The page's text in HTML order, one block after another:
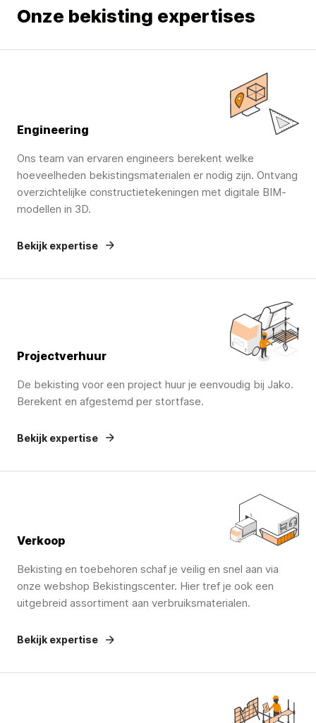
Onze bekisting expertises
Engineering
Ons team van ervaren engineers berekent welke
hoeveelheden bekistingsmaterialen er nodig zijn. Ontvang
overzichtelijke constructietekeningen met digitale BIM-
modellen in 3D.
Bekijk expertise
Projectverhuur
De bekisting voor een project huur je eenvoudig bij Jako.
Berekent en afgestemd per stortfase.
Bekijk expertise
Verkoop
Bekisting en toebehoren schaf je veilig en snel aan via
onze webshop Bekistingscenter. Hier tref je ook een
uitgebreid assortiment aan verbruiksmaterialen.
Bekijk expertise